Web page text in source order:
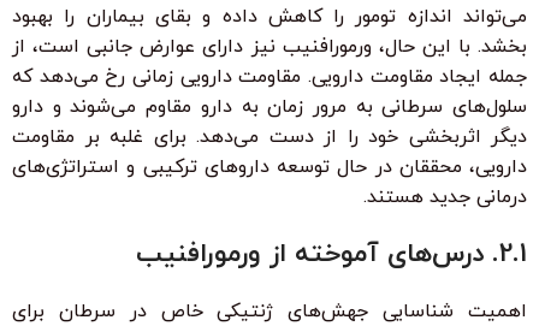
می‌تواند اندازه تومور را کاهش داده و بقای بیماران را بهبود
بخشد. با این حال، ورمورافنیب نیز دارای عوارض جانبی است، از
جمله ایجاد مقاومت دارویی. مقاومت دارویی زمانی رخ می‌دهد که
سلول‌های سرطانی به مرور زمان به دارو مقاوم می‌شوند و دارو
دیگر اثربخشی خود را از دست می‌دهد. برای غلبه بر مقاومت
دارویی، محققان در حال توسعه داروهای ترکیبی و استراتژی‌های
درمانی جدید هستند.
2.1. درس‌های آموخته از ورمورافنیب
اهمیت شناسایی جهش‌های ژنتیکی خاص در سرطان برای